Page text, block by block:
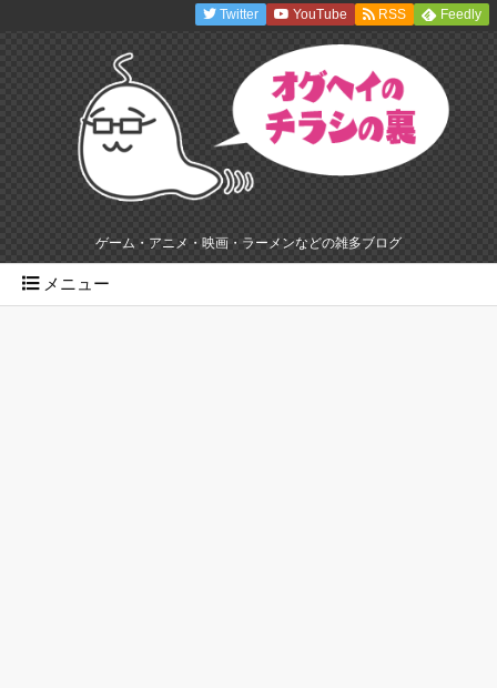
ゲーム・アニメ・映画・ラーメンなどの雑多ブログ
メニュー
Twitter YouTube RSS Feedly